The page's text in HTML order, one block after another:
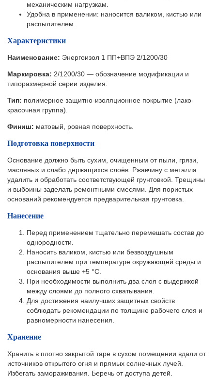
механическим нагрузкам.
Удобна в применении: наносится валиком, кистью или
распылителем.
Характеристики
Наименование: Энергоизол 1 ПП+ВПЭ 2/1200/30
Маркировка: 2/1200/30 — обозначение модификации и
типоразмерной серии изделия.
Тип: полимерное защитно-изоляционное покрытие (лако-
красочная группа).
Финиш: матовый, ровная поверхность.
Подготовка поверхности
Основание должно быть сухим, очищенным от пыли, грязи,
масляных и слабо держащихся слоёв. Ржавчину с металла
удалить и обработать соответствующей грунтовкой. Трещины
и выбоины заделать ремонтными смесями. Для пористых
оснований рекомендуется предварительная грунтовка.
Нанесение
Перед применением тщательно перемешать состав до
однородности.
Наносить валиком, кистью или безвоздушным
распылителем при температуре окружающей среды и
основания выше +5 °C.
При необходимости выполнить два слоя с выдержкой
между слоями до полного схватывания.
Для достижения наилучших защитных свойств
соблюдать рекомендации по толщине рабочего слоя и
равномерности нанесения.
Хранение
Хранить в плотно закрытой таре в сухом помещении вдали от
источников открытого огня и прямых солнечных лучей.
Избегать замораживания. Беречь от доступа детей.